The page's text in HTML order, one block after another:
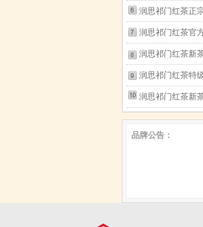
100g（特铭级）
送长辈父母 祁红
200g【特级一等
红茶自己喝口粮
茶叶送长辈 祁红
红毛峰300g【赠
2010系列
润思祁门红茶正
红茶自己喝口粮
茶叶送长辈 特级
300g 2010系列
润思祁门红茶官
特级正宗高档口
送长辈父母 祁红
200g【特级一等
润思祁门红茶新
茶浓香型自饮送
节日伴手礼 茉莉
润思祁门红茶特
山春茶自饮待客
（祁红毛峰50g）
润思祁门红茶新
产地祁红工夫口
送长辈父母 祁红
品牌公告：